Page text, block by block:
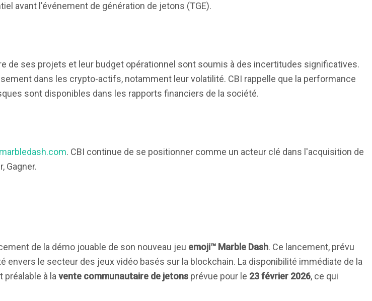
avant l'événement de génération de jetons (TGE).
de ses projets et leur budget opérationnel sont soumis à des incertitudes significatives.
dans les crypto-actifs, notamment leur volatilité. CBI rappelle que la performance
sont disponibles dans les rapports financiers de la société.
. CBI continue de se positionner comme un acteur clé dans l'acquisition de
Gagner.
de la démo jouable de son nouveau jeu emoji™ Marble Dash. Ce lancement, prévu
envers le secteur des jeux vidéo basés sur la blockchain. La disponibilité immédiate de la
à la vente communautaire de jetons prévue pour le 23 février 2026, ce qui